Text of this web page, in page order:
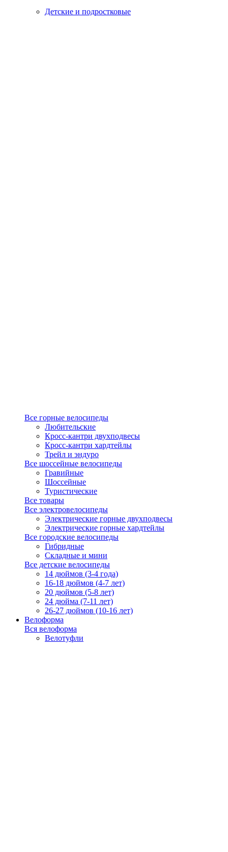
Детские и подростковые
Все горные велосипеды
Любительские
Кросс-кантри двухподвесы
Кросс-кантри хардтейлы
Трейл и эндуро
Все шоссейные велосипеды
Гравийные
Шоссейные
Туристические
Все товары
Все электровелосипеды
Электрические горные двухподвесы
Электрические горные хардтейлы
Все городские велосипеды
Гибридные
Складные и мини
Все детские велосипеды
14 дюймов (3-4 года)
16-18 дюймов (4-7 лет)
20 дюймов (5-8 лет)
24 дюйма (7-11 лет)
26-27 дюймов (10-16 лет)
Велоформа
Вся велоформа
Велотуфли